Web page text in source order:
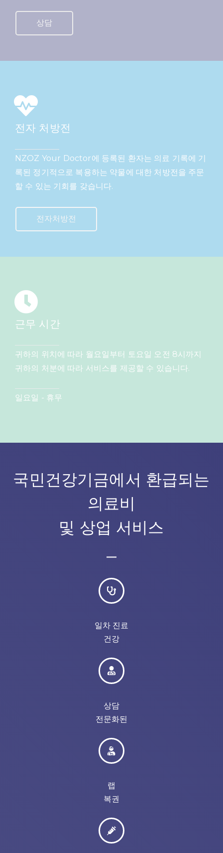
상담
전자 처방전
NZOZ Your Doctor에 등록된 환자는 의료 기록에 기
록된 정기적으로 복용하는 약물에 대한 처방전을 주문
할 수 있는 기회를 갖습니다.
전자처방전
근무 시간
귀하의 위치에 따라 월요일부터 토요일 오전 8시까지
귀하의 처분에 따라 서비스를 제공할 수 있습니다.
일요일 - 휴무
국민건강기금에서 환급되는
의료비
및 상업 서비스
일차 진료
건강
상담
전문화된
랩
복권